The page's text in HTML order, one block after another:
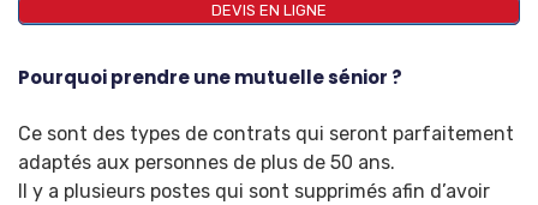
DEVIS EN LIGNE
Pourquoi prendre une mutuelle sénior ?
Ce sont des types de contrats qui seront parfaitement
adaptés aux personnes de plus de 50 ans.
Il y a plusieurs postes qui sont supprimés afin d’avoir